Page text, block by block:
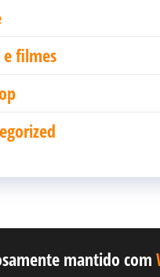
e filmes
mantido com